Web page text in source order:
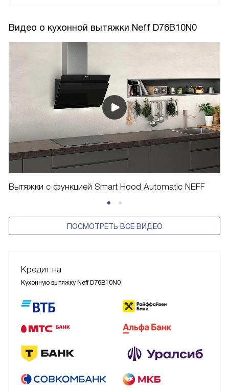
Видео о кухонной вытяжки Neff D76B10N0
Вытяжки с функцией Smart Hood Automatic NEFF
ПОСМОТРЕТЬ ВСЕ ВИДЕО
Кредит на
Кухонную вытяжку Neff D76B10N0